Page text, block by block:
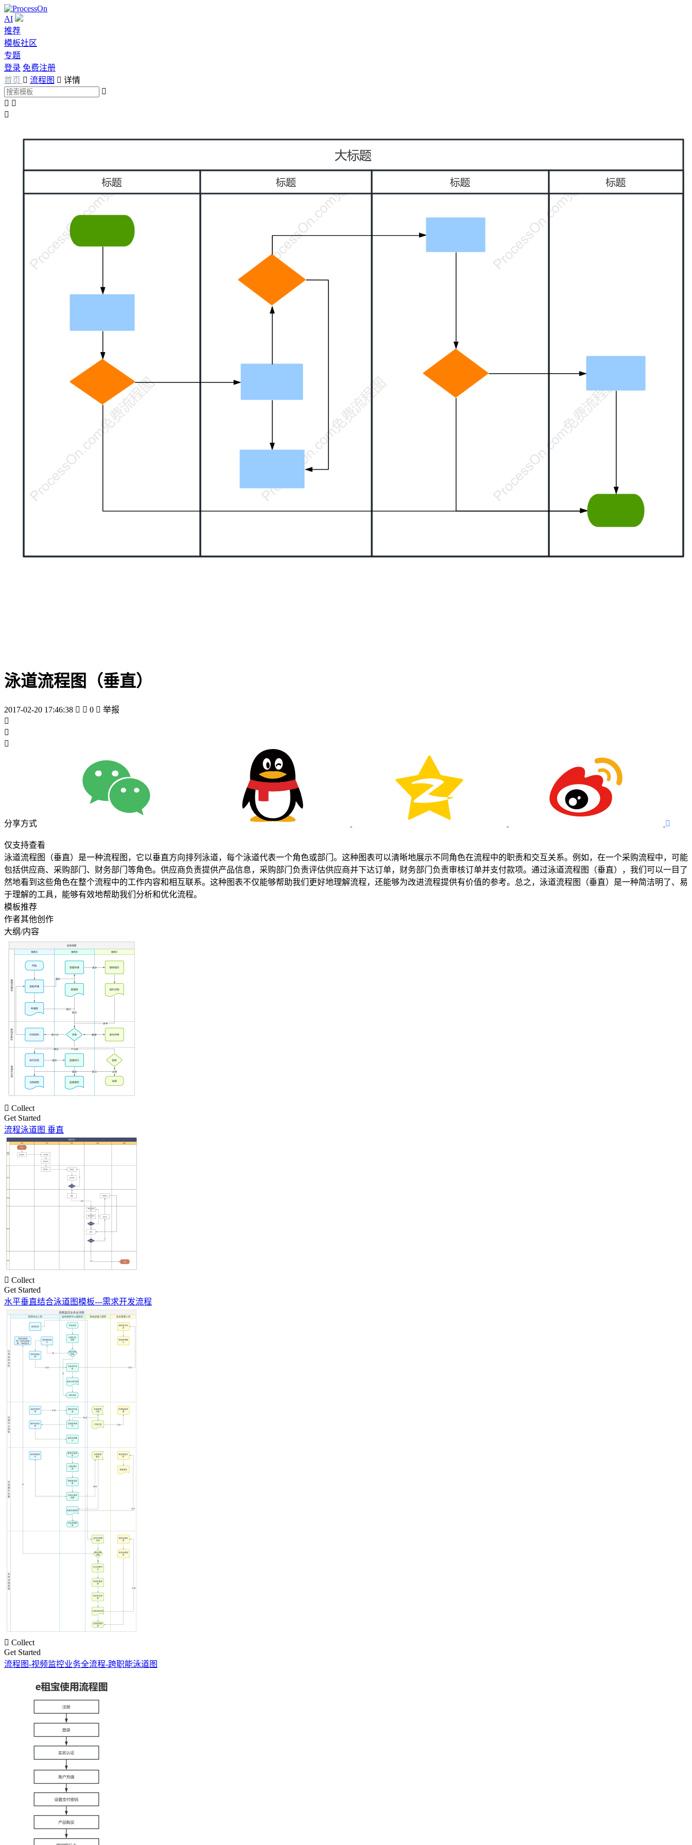
AI
推荐
模板社区
专题
登录 免费注册
首页  流程图  详情

 

泳道流程图（垂直）
2017-02-20 17:46:38   0  举报



分享方式 
仅支持查看
泳道流程图（垂直）是一种流程图，它以垂直方向排列泳道，每个泳道代表一个角色或部门。这种图表可以清晰地展示不同角色在流程中的职责和交互关系。例如，在一个采购流程中，可能
包括供应商、采购部门、财务部门等角色。供应商负责提供产品信息，采购部门负责评估供应商并下达订单，财务部门负责审核订单并支付款项。通过泳道流程图（垂直），我们可以一目了
然地看到这些角色在整个流程中的工作内容和相互联系。这种图表不仅能够帮助我们更好地理解流程，还能够为改进流程提供有价值的参考。总之，泳道流程图（垂直）是一种简洁明了、易
于理解的工具，能够有效地帮助我们分析和优化流程。
模板推荐
作者其他创作
大纲/内容
 Collect
Get Started
流程泳道图 垂直
 Collect
Get Started
水平垂直结合泳道图模板---需求开发流程
 Collect
Get Started
流程图-视频监控业务全流程-跨职能泳道图